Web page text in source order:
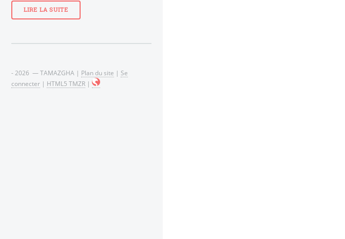
LIRE LA SUITE
- 2026 — TAMAZGHA | Plan du site | Se
connecter | HTML5 TMZR |